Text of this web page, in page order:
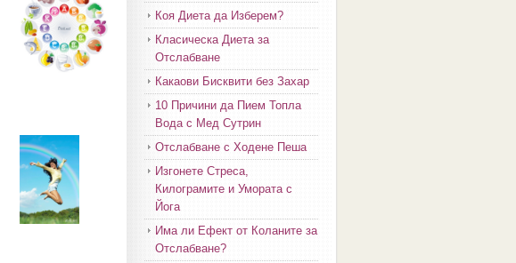
Коя Диета да Изберем?
Класическа Диета за
Отслабване
Какаови Бисквити без Захар
10 Причини да Пием Топла
Вода с Мед Сутрин
Отслабване с Ходене Пеша
Изгонете Стреса,
Килограмите и Умората с
Йога
Има ли Ефект от Коланите за
Отслабване?